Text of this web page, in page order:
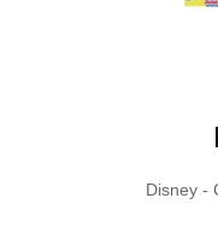
Disney -